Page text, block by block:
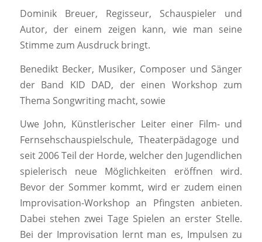
Dominik Breuer, Regisseur, Schauspieler und
Autor, der einem zeigen kann, wie man seine
Stimme zum Ausdruck bringt.
Benedikt Becker, Musiker, Composer und Sänger
der Band KID DAD, der einen Workshop zum
Thema Songwriting macht, sowie
Uwe John, Künstlerischer Leiter einer Film- und
Fernsehschauspielschule, Theaterpädagoge und
seit 2006 Teil der Horde, welcher den Jugendlichen
spielerisch neue Möglichkeiten eröffnen wird.
Bevor der Sommer kommt, wird er zudem einen
Improvisation-Workshop an Pfingsten anbieten.
Dabei stehen zwei Tage Spielen an erster Stelle.
Bei der Improvisation lernt man es, Impulsen zu